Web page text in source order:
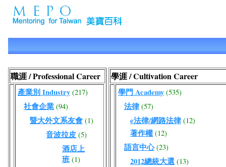
職涯 / Professional Career
產業別 Industry (217)
社會企業 (94)
暨大外文系友會 (1)
音波拉皮 (5)
酒店上
班 (1)
學涯 / Cultivation Career
學門 Academy (535)
法律 (57)
e法律/網路法律 (12)
著作權 (12)
語言中心 (23)
2012總統大選 (13)